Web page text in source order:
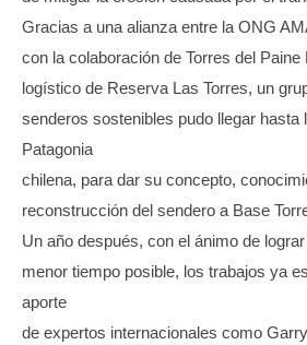
Gracias a una alianza entre la ONG
con la colaboración de Torres del
logístico de Reserva Las Torres, un
senderos sostenibles pudo llegar hasta
Patagonia
chilena, para dar su concepto,
reconstrucción del sendero a Base
Un año después, con el ánimo de
menor tiempo posible, los trabajos ya
aporte
de expertos internacionales como